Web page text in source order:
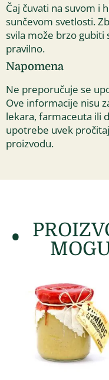
Čaj čuvati na suvom i
sunčevom svetlosti.
svila može brzo gubiti
pravilno.
Napomena
Ne preporučuje se
Ove informacije nisu
lekara, farmaceuta ili
upotrebe uvek
proizvodu.